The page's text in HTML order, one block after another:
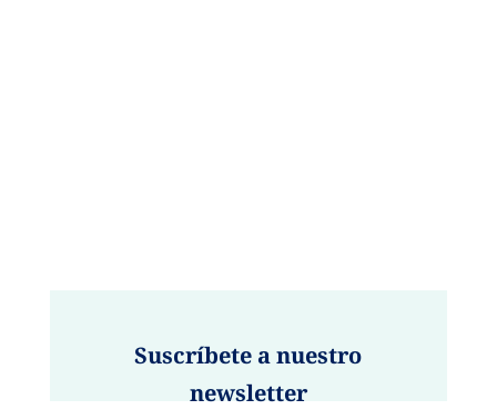
Suscríbete a nuestro
newsletter